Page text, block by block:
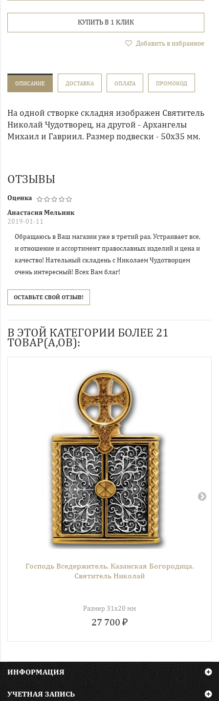
КУПИТЬ В 1 КЛИК
Добавить в избранное
ОПИСАНИЕ ДОСТАВКА ОПЛАТА ПРОМОКОД
На одной створке складня изображен Святитель
Николай Чудотворец, на другой - Архангелы
Михаил и Гавриил. Размер подвески - 50х35 мм.
ОТЗЫВЫ
Оценка
Анастасия Мельник
2019-01-11
Обращаюсь в Ваш магазин уже в третий раз. Устраивает все,
и отношение и ассортимент православных изделий и цена и
качество! Нательный складень с Николаем Чудотворцем
очень интересный! Всех Вам благ!
ОСТАВЬТЕ СВОЙ ОТЗЫВ!
В ЭТОЙ КАТЕГОРИИ БОЛЕЕ 21
ТОВАР(А,ОВ):
Господь Вседержитель. Казанская Богородица.
Святитель Николай
Размер 31х20 мм
27 700 ₽
ИНФОРМАЦИЯ
УЧЕТНАЯ ЗАПИСЬ